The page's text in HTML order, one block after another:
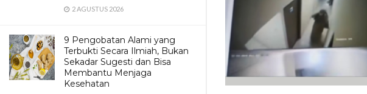
2 AGUSTUS 2026
9 Pengobatan Alami yang
Terbukti Secara Ilmiah, Bukan
Sekadar Sugesti dan Bisa
Membantu Menjaga
Kesehatan